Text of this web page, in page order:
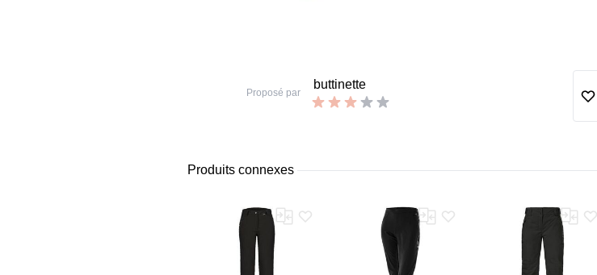
Proposé par
buttinette
Produits connexes